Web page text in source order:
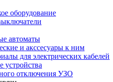
оборудование
автоматы
и акссесуары к ним
для электрических кабелей
устройства
отключения УЗО